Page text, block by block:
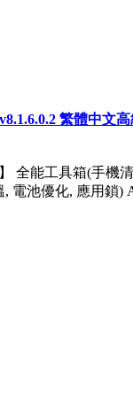
繁體中文
全能工具箱(手機
, 電池優化, 應用鎖)